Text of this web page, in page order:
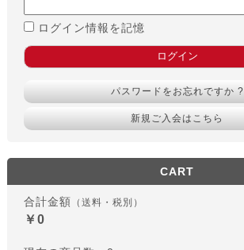
ログイン情報を記憶
パスワードをお忘れですか ?
新規ご入会はこちら
CART
合計金額 （送料・税別）
￥0